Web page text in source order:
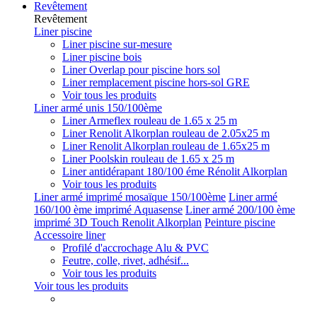
Revêtement
Revêtement
Liner piscine
Liner piscine sur-mesure
Liner piscine bois
Liner Overlap pour piscine hors sol
Liner remplacement piscine hors-sol GRE
Voir tous les produits
Liner armé unis 150/100ème
Liner Armeflex rouleau de 1.65 x 25 m
Liner Renolit Alkorplan rouleau de 2.05x25 m
Liner Renolit Alkorplan rouleau de 1.65x25 m
Liner Poolskin rouleau de 1.65 x 25 m
Liner antidérapant 180/100 éme Rénolit Alkorplan
Voir tous les produits
Liner armé imprimé mosaïque 150/100ème Liner armé
160/100 ème imprimé Aquasense Liner armé 200/100 ème
imprimé 3D Touch Renolit Alkorplan Peinture piscine
Accessoire liner
Profilé d'accrochage Alu & PVC
Feutre, colle, rivet, adhésif...
Voir tous les produits
Voir tous les produits